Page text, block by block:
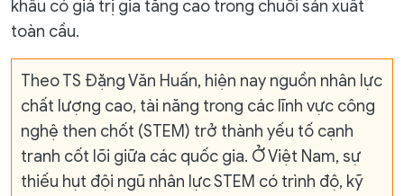
khâu có giá trị gia tăng cao trong chuỗi sản xuất
toàn cầu.
Theo TS Đặng Văn Huấn, hiện nay nguồn nhân lực
chất lượng cao, tài năng trong các lĩnh vực công
nghệ then chốt (STEM) trở thành yếu tố cạnh
tranh cốt lõi giữa các quốc gia. Ở Việt Nam, sự
thiếu hụt đội ngũ nhân lực STEM có trình độ, kỹ